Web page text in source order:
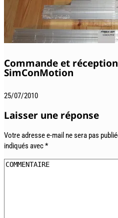
Commande et
SimConMotion
25/07/2010
Laisser une réponse
Votre adresse e-mail ne sera pas
indiqués avec*